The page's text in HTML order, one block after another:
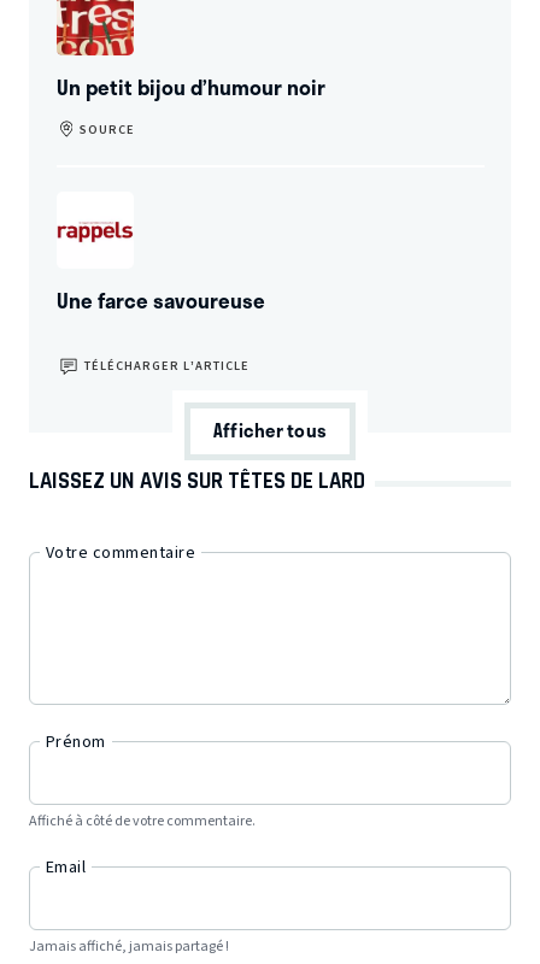
Un petit bijou d’humour noir
SOURCE
Une farce savoureuse
TÉLÉCHARGER L’ARTICLE
Afficher tous
LAISSEZ UN AVIS SUR TÊTES DE LARD
Votre commentaire
Prénom
Affiché à côté de votre commentaire.
Email
Jamais affiché, jamais partagé !